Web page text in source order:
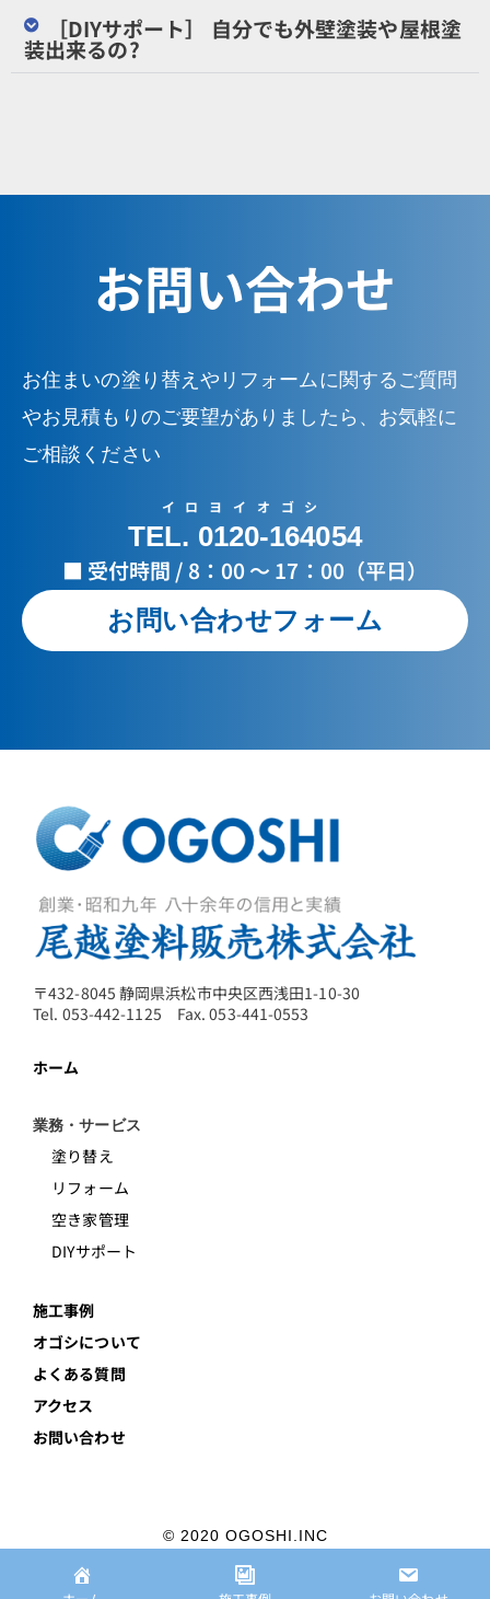
［DIYサポート］ 自分でも外壁塗装や屋根塗
装出来るの?
お問い合わせ
お住まいの塗り替えやリフォームに関するご質問
やお見積もりのご要望がありましたら、お気軽に
ご相談ください
イロヨイオゴシ
TEL. 0120-164054
■ 受付時間 / 8：00 ～ 17：00（平日）
お問い合わせフォーム
〒432-8045 静岡県浜松市中央区西浅田1-10-30
Tel. 053-442-1125 Fax. 053-441-0553
ホーム
業務・サービス
塗り替え
リフォーム
空き家管理
DIYサポート
施工事例
オゴシについて
よくある質問
アクセス
お問い合わせ
© 2020 OGOSHI.INC
プライバシーポリシー